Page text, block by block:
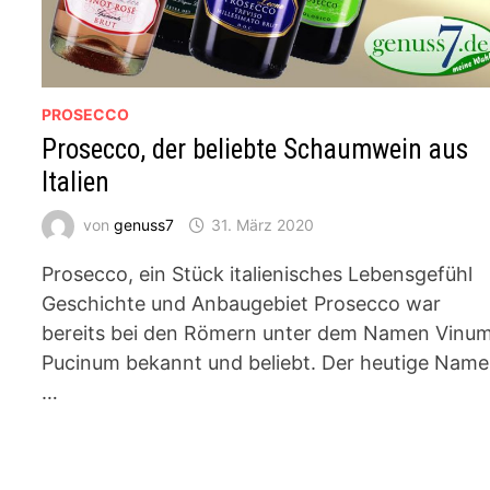
PROSECCO
Prosecco, der beliebte Schaumwein aus
Italien
vongenuss7 31. März 2020
Prosecco, ein Stück italienisches Lebensgefühl
Geschichte und Anbaugebiet Prosecco war
bereits bei den Römern unter dem Namen
Pucinum bekannt und beliebt. Der heutige Name
…